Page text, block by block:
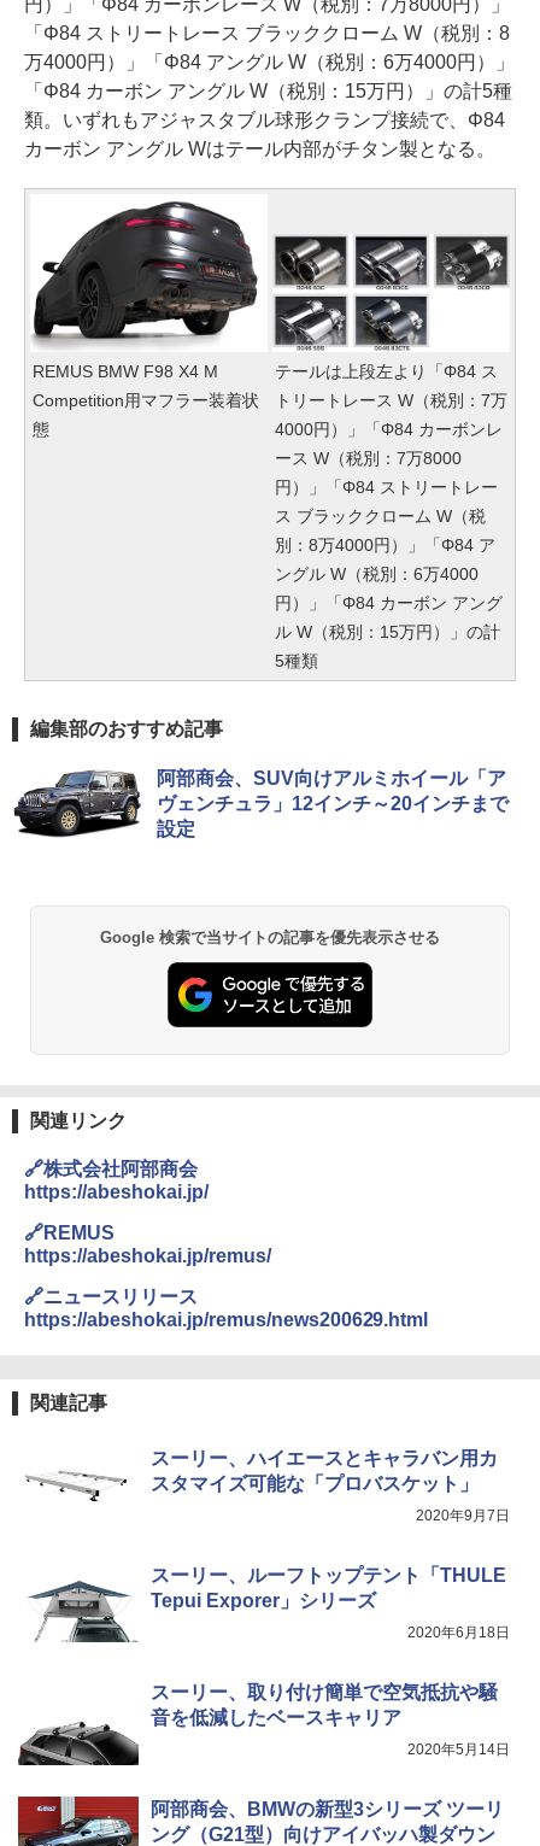
円）」「Φ84 カーボンレース W（税別：7万8000円）」
「Φ84 ストリートレース ブラッククローム W（税別：8
万4000円）」「Φ84 アングル W（税別：6万4000円）」
「Φ84 カーボン アングル W（税別：15万円）」の計5種
類。いずれもアジャスタブル球形クランプ接続で、Φ84
カーボン アングル Wはテール内部がチタン製となる。
REMUS BMW F98 X4 M
Competition用マフラー装着状
態
テールは上段左より「Φ84 ス
トリートレース W（税別：7万
4000円）」「Φ84 カーボンレ
ース W（税別：7万8000
円）」「Φ84 ストリートレー
ス ブラッククローム W（税
別：8万4000円）」「Φ84 ア
ングル W（税別：6万4000
円）」「Φ84 カーボン アング
ル W（税別：15万円）」の計
5種類
編集部のおすすめ記事
阿部商会、SUV向けアルミホイール「ア
ヴェンチュラ」12インチ～20インチまで
設定
Google 検索で当サイトの記事を優先表示させる
関連リンク
🔗株式会社阿部商会
https://abeshokai.jp/
🔗REMUS
https://abeshokai.jp/remus/
🔗ニュースリリース
https://abeshokai.jp/remus/news200629.html
関連記事
スーリー、ハイエースとキャラバン用カ
スタマイズ可能な「プロバスケット」
2020年9月7日
スーリー、ルーフトップテント「THULE
Tepui Exporer」シリーズ
2020年6月18日
スーリー、取り付け簡単で空気抵抗や騒
音を低減したベースキャリア
2020年5月14日
阿部商会、BMWの新型3シリーズ ツーリ
ング（G21型）向けアイバッハ製ダウン